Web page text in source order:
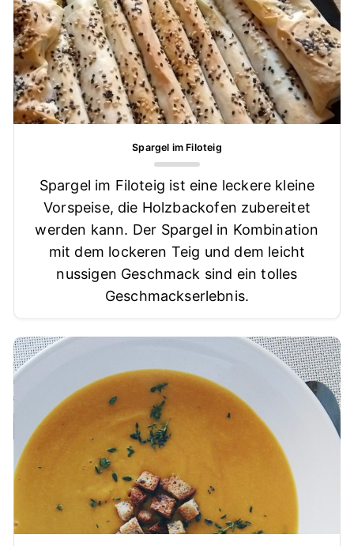
Spargel im Filoteig
Spargel im Filoteig ist eine leckere kleine
Vorspeise, die Holzbackofen zubereitet
werden kann. Der Spargel in Kombination
mit dem lockeren Teig und dem leicht
nussigen Geschmack sind ein tolles
Geschmackserlebnis.